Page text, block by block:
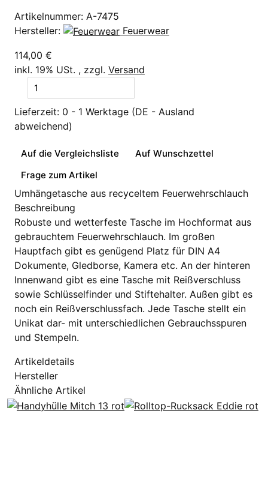
Artikelnummer: A-7475
Hersteller:
Feuerwear
114,00 €
inkl. 19% USt. , zzgl. Versand
Lieferzeit: 0 - 1 Werktage (DE - Ausland
abweichend)
Auf die Vergleichsliste
Auf Wunschzettel
Frage zum Artikel
Umhängetasche aus recyceltem Feuerwehrschlauch
Beschreibung
Robuste und wetterfeste Tasche im Hochformat aus
gebrauchtem Feuerwehrschlauch. Im großen
Hauptfach gibt es genügend Platz für DIN A4
Dokumente, Gledborse, Kamera etc. An der hinteren
Innenwand gibt es eine Tasche mit Reißverschluss
sowie Schlüsselfinder und Stiftehalter. Außen gibt es
noch ein Reißverschlussfach. Jede Tasche stellt ein
Unikat dar- mit unterschiedlichen Gebrauchsspuren
und Stempeln.
Artikeldetails
Hersteller
Ähnliche Artikel